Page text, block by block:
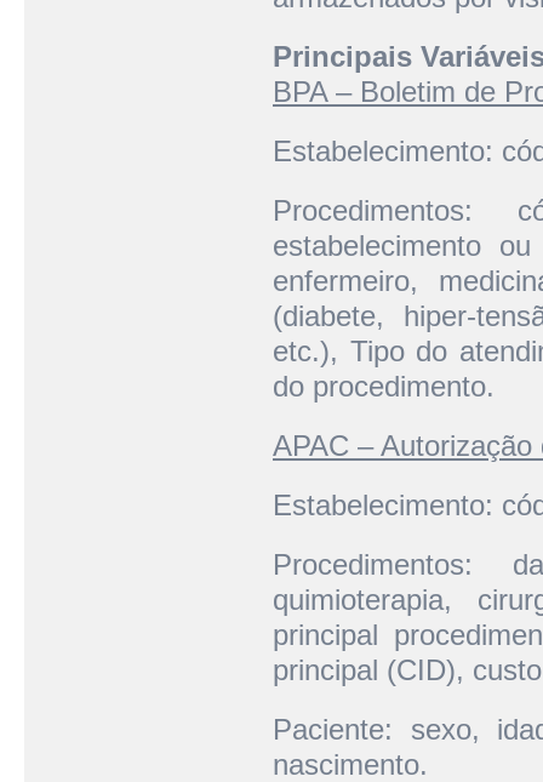
Principais
BPA – Boletim de
Estabelecimento:
Procedimentos:
estabelecimento
enfermeiro,
(diabete, hiper-
etc.), Tipo do
do procedimento.
APAC –
Estabelecimento:
Procedimentos:
quimioterapia,
principal
principal (CID),
Paciente: sexo,
nascimento.